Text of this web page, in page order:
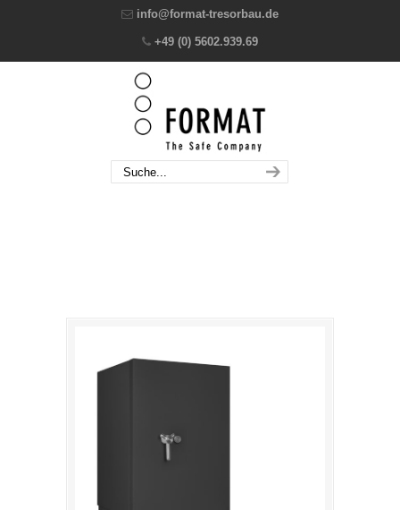
info@format-tresorbau.de
+49 (0) 5602.939.69